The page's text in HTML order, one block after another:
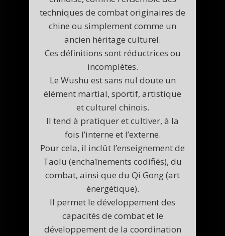
techniques de combat originaires de
chine ou simplement comme un
ancien héritage culturel.
Ces définitions sont réductrices ou
incomplètes.
Le Wushu est sans nul doute un
élément martial, sportif, artistique
et culturel chinois.
Il tend à pratiquer et cultiver, à la
fois l’interne et l’externe.
Pour cela, il inclût l’enseignement de
Taolu (enchaînements codifiés), du
combat, ainsi que du Qi Gong (art
énergétique).
Il permet le développement des
capacités de combat et le
développement de la coordination